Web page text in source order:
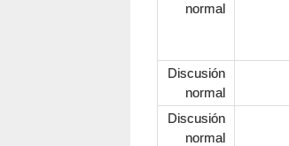
normal
Discusión
normal
Discusión
normal